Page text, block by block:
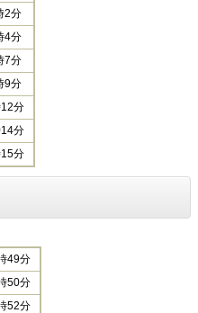
2分
4分
7分
9分
分
分
分
49分
50分
52分